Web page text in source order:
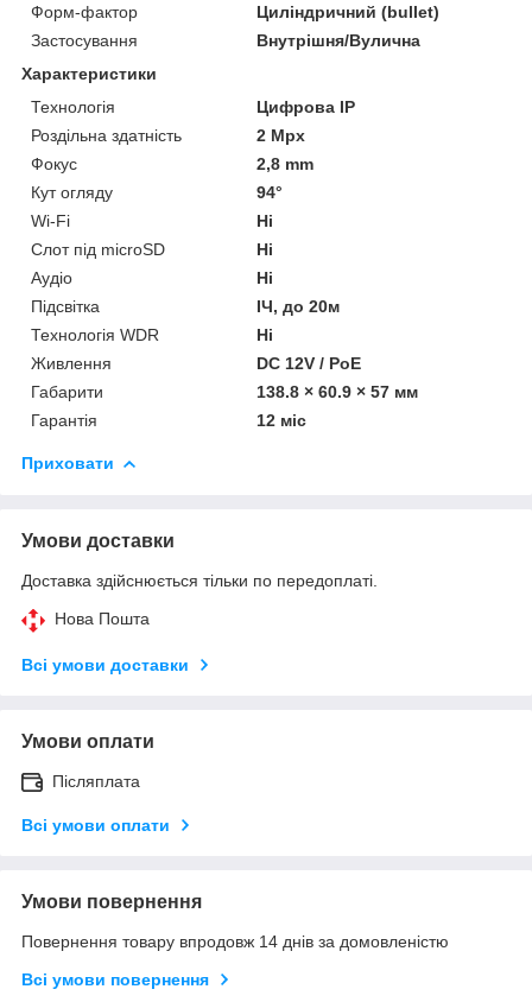
Форм-фактор
Циліндричний (bullet)
Застосування
Внутрішня/Вулична
Характеристики
Технологія
Цифрова ІР
Роздільна здатність
2 Mpx
Фокус
2,8 mm
Кут огляду
94°
Wi-Fi
Ні
Слот під microSD
Ні
Аудіо
Ні
Підсвітка
ІЧ, до 20м
Технологія WDR
Ні
Живлення
DC 12V / PoE
Габарити
138.8 × 60.9 × 57 мм
Гарантія
12 міс
Приховати
Умови доставки
Доставка здійснюється тільки по передоплаті.
Нова Пошта
Всі умови доставки
Умови оплати
Післяплата
Всі умови оплати
Умови повернення
Повернення товару впродовж 14 днів за домовленістю
Всі умови повернення